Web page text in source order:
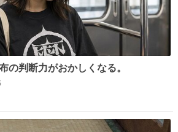
の判断力がおかしくなる。